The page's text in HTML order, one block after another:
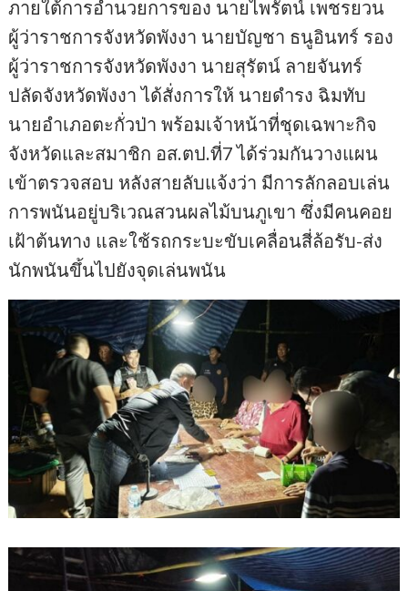
ภายใต้การอำนวยการของ นายไพรัตน์ เพชรยวน
ผู้ว่าราชการจังหวัดพังงา นายบัญชา ธนูอินทร์ รอง
ผู้ว่าราชการจังหวัดพังงา นายสุรัตน์ ลายจันทร์
ปลัดจังหวัดพังงา ได้สั่งการให้ นายดำรง ฉิมทับ
นายอำเภอตะกั่วป่า พร้อมเจ้าหน้าที่ชุดเฉพาะกิจ
จังหวัดและสมาชิก อส.ตป.ที่7 ได้ร่วมกันวางแผน
เข้าตรวจสอบ หลังสายลับแจ้งว่า มีการลักลอบเล่น
การพนันอยู่บริเวณสวนผลไม้บนภูเขา ซึ่งมีคนคอย
เฝ้าต้นทาง และใช้รถกระบะขับเคลื่อนสี่ล้อรับ-ส่ง
นักพนันขึ้นไปยังจุดเล่นพนัน